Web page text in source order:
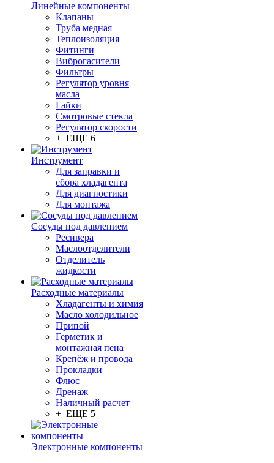
Линейные компоненты
Клапаны
Труба медная
Теплоизоляция
Фитинги
Виброгасители
Фильтры
Регулятор уровня
масла
Гайки
Смотровые стекла
Регулятор скорости
+ ЕЩЕ 6
Инструмент
Для заправки и
сбора хладагента
Для диагностики
Для монтажа
Сосуды под давлением
Ресивера
Маслоотделители
Отделитель
жидкости
Расходные материалы
Хладагенты и химия
Масло холодильное
Припой
Герметик и
монтажная пена
Крепёж и провода
Прокладки
Флюс
Дренаж
Наличный расчет
+ ЕЩЕ 5
Электронные компоненты